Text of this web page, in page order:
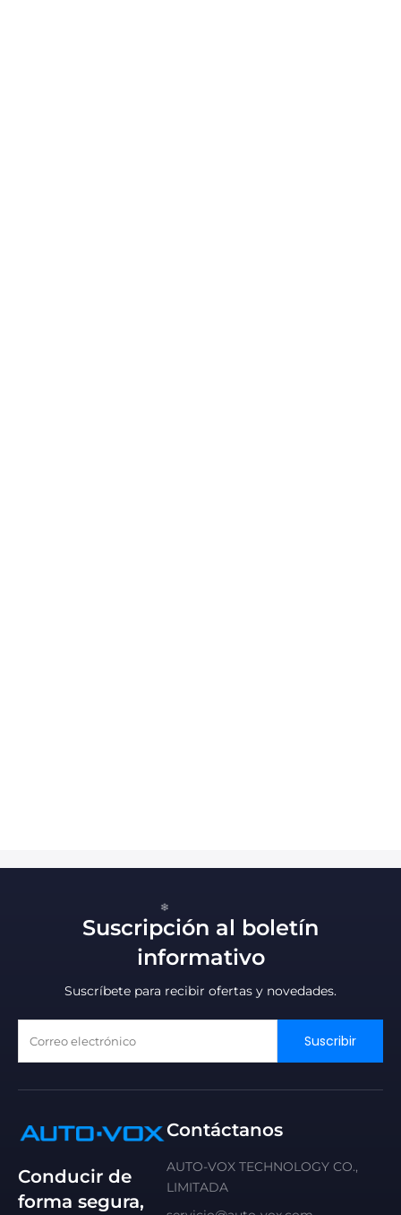
Suscripción al boletín
informativo
Suscríbete para recibir ofertas y novedades.
Suscribir
Conducir de
forma segura,
Contáctanos
AUTO-VOX TECHNOLOGY CO.,
LIMITADA